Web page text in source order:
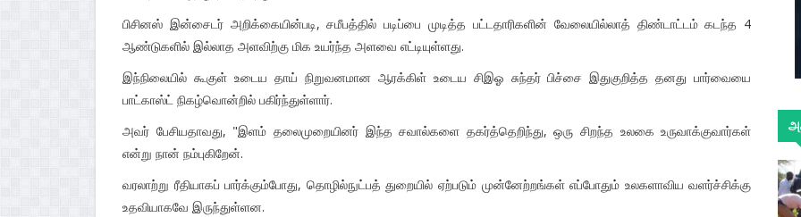
பிசினஸ் இன்சைடர் அறிக்கையின்படி, சமீபத்தில் படிப்பை முடித்த பட்டதாரிகளின் வேலையில்லாத் திண்டாட்டம் கடந்த 4
ஆண்டுகளில் இல்லாத அளவிற்கு மிக உயர்ந்த அளவை எட்டியுள்ளது.
இந்நிலையில் கூகுள் உடைய தாய் நிறுவனமான ஆரக்கிள் உடைய சிஇஓ சுந்தர் பிச்சை இதுகுறித்த தனது பார்வையை
பாட்காஸ்ட் நிகழ்வொன்றில் பகிர்ந்துள்ளார்.
அவர் பேசியதாவது, "இளம் தலைமுறையினர் இந்த சவால்களை தகர்த்தெறிந்து, ஒரு சிறந்த உலகை உருவாக்குவார்கள்
என்று நான் நம்புகிறேன்.
வரலாற்று ரீதியாகப் பார்க்கும்போது, தொழில்நுட்பத் துறையில் ஏற்படும் முன்னேற்றங்கள் எப்போதும் உலகளாவிய வளர்ச்சிக்கு
உதவியாகவே இருந்துள்ளன.